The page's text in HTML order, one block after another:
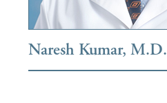
Naresh Kumar, M.D.